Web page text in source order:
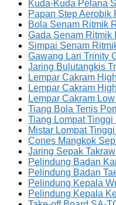
Kuda-Kuda Pelana
Papan Step Aerobik
Bola Senam Ritmik
Gada Senam Ritmik
Simpai Senam
Gawang Lari Trinity
Jaring Bulutangkis
Lempar Cakram
Lempar Cakram
Lempar Cakram
Tiang Bola Tenis
Tiang Lompat
Mistar Lompat
Cones Mangkok
Jaring Sepak
Pelindung Badan
Pelindung Badan
Pelindung Kepala
Pelindung Kepala